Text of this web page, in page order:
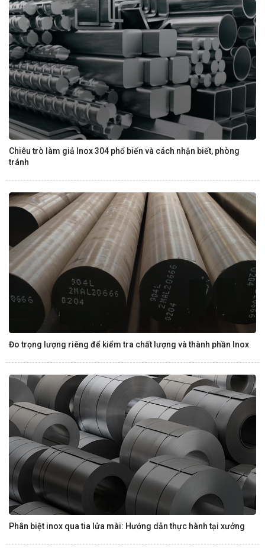
Chiêu trò làm giả Inox 304 phổ biến và cách nhận biết, phòng
tránh
Đo trọng lượng riêng để kiểm tra chất lượng và thành phần Inox
Phân biệt inox qua tia lửa mài: Hướng dẫn thực hành tại xưởng